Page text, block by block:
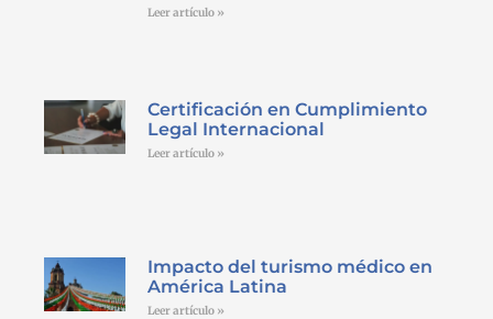
Leer artículo »
Certificación en Cumplimiento
Legal Internacional
Leer artículo »
Impacto del turismo médico en
América Latina
Leer artículo »